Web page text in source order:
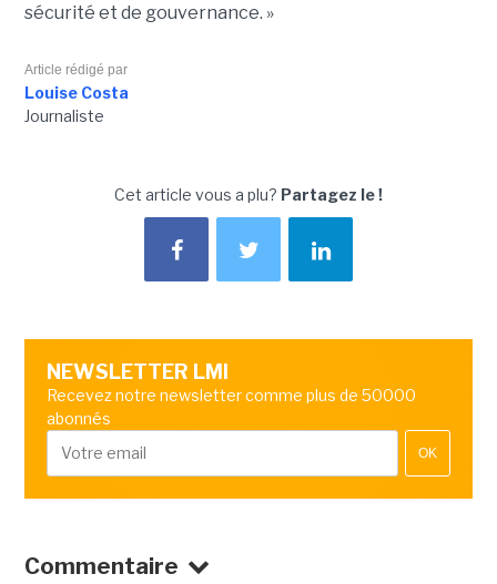
sécurité et de gouvernance. »
Article rédigé par
Louise Costa
Journaliste
Cet article vous a plu? Partagez le !
NEWSLETTER LMI
Recevez notre newsletter comme plus de 50000
abonnés
OK
Commentaire